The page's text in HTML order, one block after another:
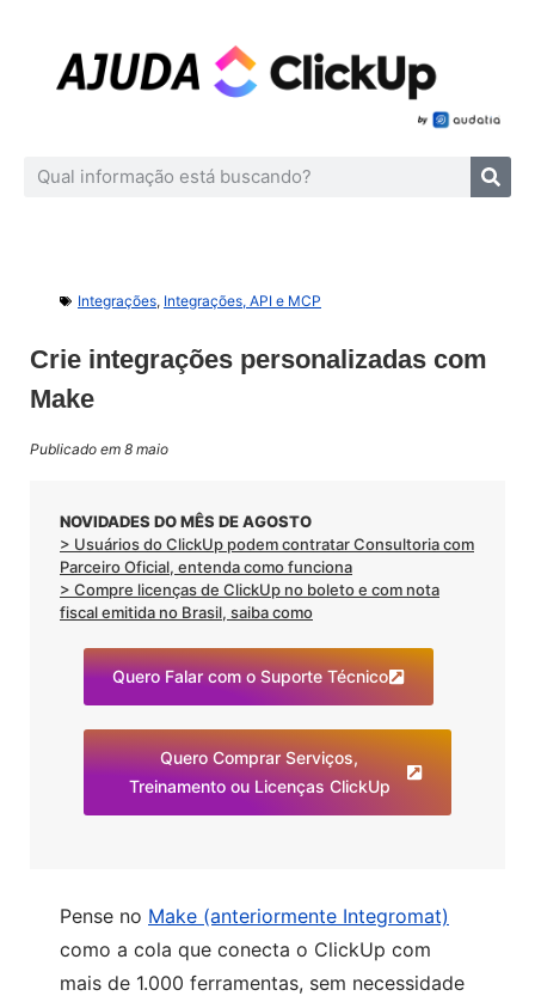
Integrações, Integrações, API e MCP
Crie integrações personalizadas com
Make
Publicado em 8 maio
NOVIDADES DO MÊS DE AGOSTO
> Usuários do ClickUp podem contratar Consultoria com
Parceiro Oficial, entenda como funciona
> Compre licenças de ClickUp no boleto e com nota
fiscal emitida no Brasil, saiba como
Quero Falar com o Suporte Técnico
Quero Comprar Serviços,
Treinamento ou Licenças ClickUp
Pense no Make (anteriormente Integromat)
como a cola que conecta o ClickUp com
mais de 1.000 ferramentas, sem necessidade